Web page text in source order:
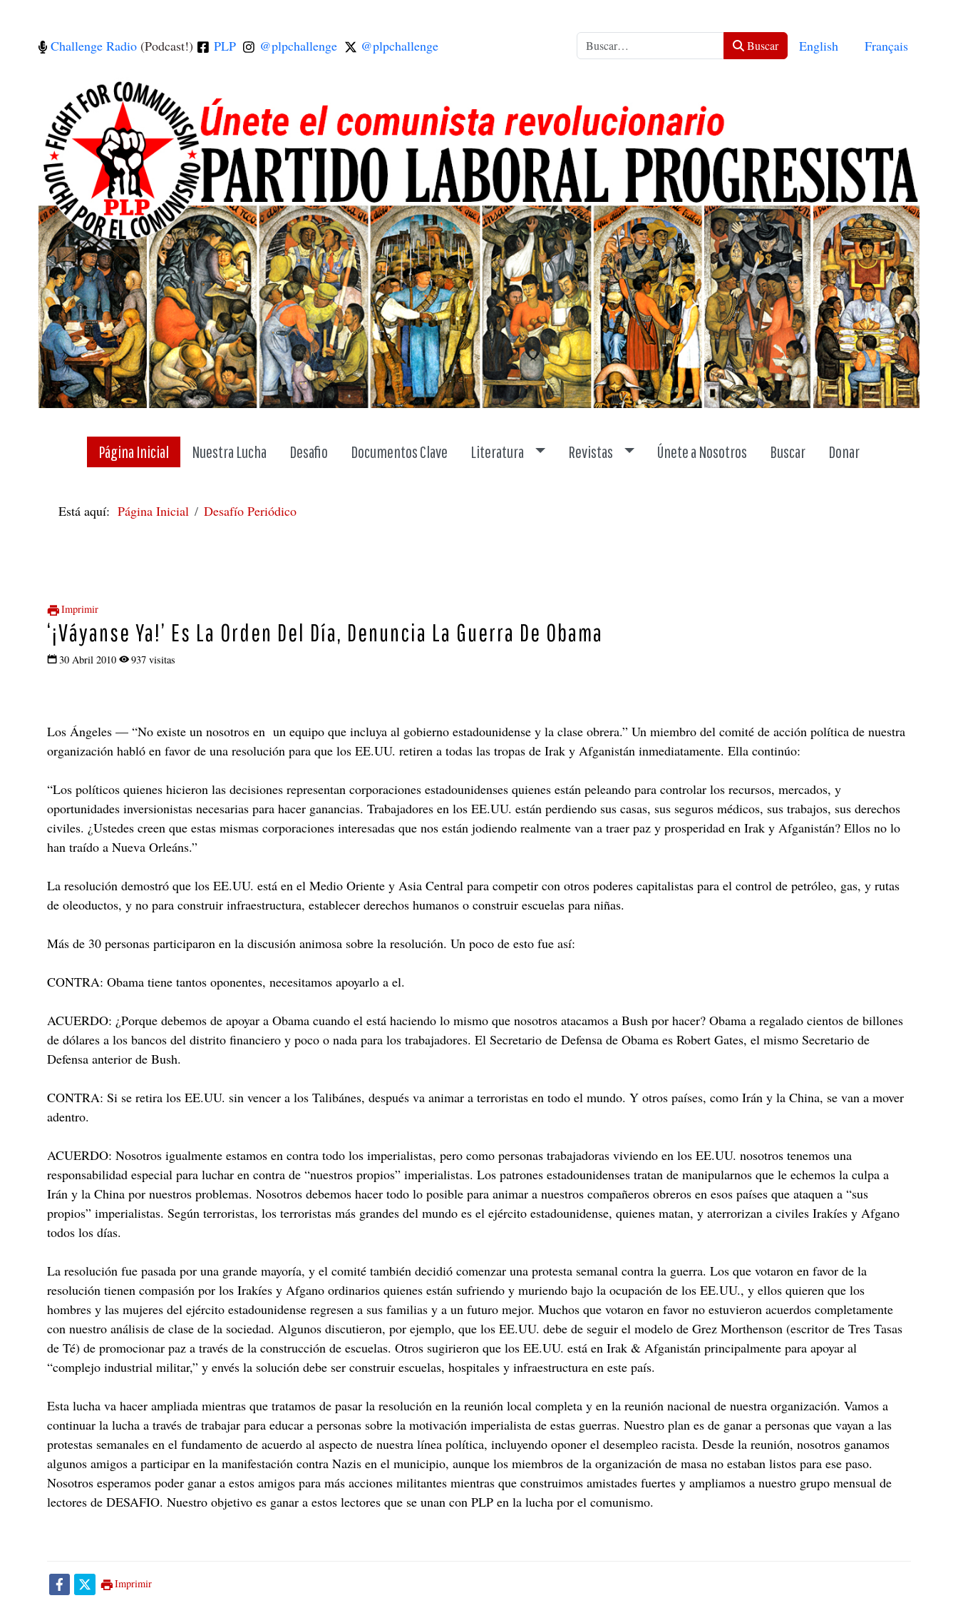
Challenge Radio (Podcast!) PLP @plpchallenge @plpchallenge Buscar Buscar Seleccione su idioma
English Français
Página Inicial Nuestra Lucha Desafio Documentos Clave Literatura Toggle dropdown
Revistas Toggle dropdown
Únete a Nosotros Buscar Donar
Está aquí:Página Inicial Desafío Periódico
Imprimir
‘¡Váyanse Ya!’ Es La Orden Del Día, Denuncia La Guerra De Obama
30 Abril 2010 937 visitas
Los Ángeles — “No existe un nosotros en un equipo que incluya al gobierno estadounidense y la clase obrera.” Un miembro del comité de acción política de nuestra
organización habló en favor de una resolución para que los EE.UU. retiren a todas las tropas de Irak y Afganistán inmediatamente. Ella continúo:
“Los políticos quienes hicieron las decisiones representan corporaciones estadounidenses quienes están peleando para controlar los recursos, mercados, y
oportunidades inversionistas necesarias para hacer ganancias. Trabajadores en los EE.UU. están perdiendo sus casas, sus seguros médicos, sus trabajos, sus derechos
civiles. ¿Ustedes creen que estas mismas corporaciones interesadas que nos están jodiendo realmente van a traer paz y prosperidad en Irak y Afganistán? Ellos no lo
han traído a Nueva Orleáns.”
La resolución demostró que los EE.UU. está en el Medio Oriente y Asia Central para competir con otros poderes capitalistas para el control de petróleo, gas, y rutas
de oleoductos, y no para construir infraestructura, establecer derechos humanos o construir escuelas para niñas.
Más de 30 personas participaron en la discusión animosa sobre la resolución. Un poco de esto fue así:
CONTRA: Obama tiene tantos oponentes, necesitamos apoyarlo a el.
ACUERDO: ¿Porque debemos de apoyar a Obama cuando el está haciendo lo mismo que nosotros atacamos a Bush por hacer? Obama a regalado cientos de billones
de dólares a los bancos del distrito financiero y poco o nada para los trabajadores. El Secretario de Defensa de Obama es Robert Gates, el mismo Secretario de
Defensa anterior de Bush.
CONTRA: Si se retira los EE.UU. sin vencer a los Talibánes, después va animar a terroristas en todo el mundo. Y otros países, como Irán y la China, se van a mover
adentro.
ACUERDO: Nosotros igualmente estamos en contra todo los imperialistas, pero como personas trabajadoras viviendo en los EE.UU. nosotros tenemos una
responsabilidad especial para luchar en contra de “nuestros propios” imperialistas. Los patrones estadounidenses tratan de manipularnos que le echemos la culpa a
Irán y la China por nuestros problemas. Nosotros debemos hacer todo lo posible para animar a nuestros compañeros obreros en esos países que ataquen a “sus
propios” imperialistas. Según terroristas, los terroristas más grandes del mundo es el ejército estadounidense, quienes matan, y aterrorizan a civiles Irakíes y Afgano
todos los días.
La resolución fue pasada por una grande mayoría, y el comité también decidió comenzar una protesta semanal contra la guerra. Los que votaron en favor de la
resolución tienen compasión por los Irakíes y Afgano ordinarios quienes están sufriendo y muriendo bajo la ocupación de los EE.UU., y ellos quieren que los
hombres y las mujeres del ejército estadounidense regresen a sus familias y a un futuro mejor. Muchos que votaron en favor no estuvieron acuerdos completamente
con nuestro análisis de clase de la sociedad. Algunos discutieron, por ejemplo, que los EE.UU. debe de seguir el modelo de Grez Morthenson (escritor de Tres Tasas
de Té) de promocionar paz a través de la construcción de escuelas. Otros sugirieron que los EE.UU. está en Irak & Afganistán principalmente para apoyar al
“complejo industrial militar,” y envés la solución debe ser construir escuelas, hospitales y infraestructura en este país.
Esta lucha va hacer ampliada mientras que tratamos de pasar la resolución en la reunión local completa y en la reunión nacional de nuestra organización. Vamos a
continuar la lucha a través de trabajar para educar a personas sobre la motivación imperialista de estas guerras. Nuestro plan es de ganar a personas que vayan a las
protestas semanales en el fundamento de acuerdo al aspecto de nuestra línea política, incluyendo oponer el desempleo racista. Desde la reunión, nosotros ganamos
algunos amigos a participar en la manifestación contra Nazis en el municipio, aunque los miembros de la organización de masa no estaban listos para ese paso.
Nosotros esperamos poder ganar a estos amigos para más acciones militantes mientras que construimos amistades fuertes y ampliamos a nuestro grupo mensual de
lectores de DESAFIO. Nuestro objetivo es ganar a estos lectores que se unan con PLP en la lucha por el comunismo.
Imprimir